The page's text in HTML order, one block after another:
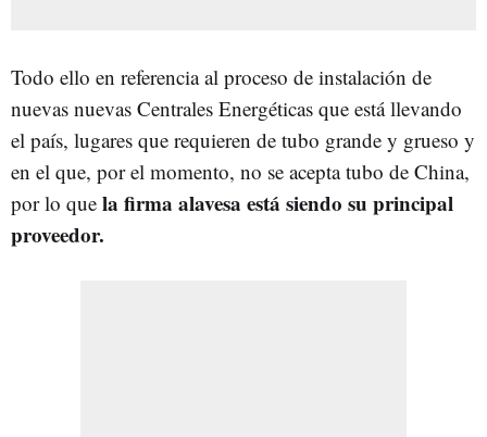
Todo ello en referencia al proceso de instalación de
nuevas nuevas Centrales Energéticas que está llevando
el país, lugares que requieren de tubo grande y grueso y
en el que, por el momento, no se acepta tubo de China,
por lo que la firma alavesa está siendo su principal
proveedor.